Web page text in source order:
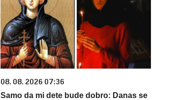
08. 08. 2026 07:36
Samo da mi dete bude dobro: Danas se